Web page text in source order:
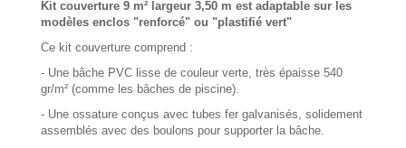
Kit couverture 9 m² largeur 3,50 m est adaptable sur les
modèles enclos "renforcé" ou "plastifié vert"
Ce kit couverture comprend :
- Une bâche PVC lisse de couleur verte, très épaisse 540
gr/m² (comme les bâches de piscine).
- Une ossature conçus avec tubes fer galvanisés, solidement
assemblés avec des boulons pour supporter la bâche.